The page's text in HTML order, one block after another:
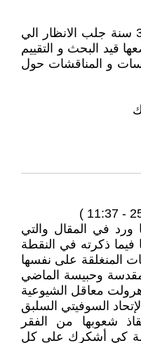
حاولت قدر استطاعتي و لمدة 30 سنة جلب الانظار الي
قيد البحث و التقييم
و المناقشات حول
ورد في المقال والتي
فيما ذكرته في النقطة
المنغلقة على نفسها
مقدسة وحبيسة الماضي
معاقل الشيوعية
السوفيتي السلبق
شعوبها من الفقر
كي أشكرك على كل